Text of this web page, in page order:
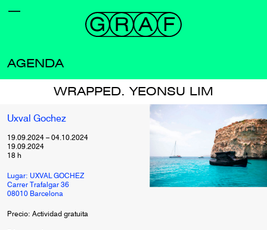
AGENDA
WRAPPED. YEONSU LIM
Uxval Gochez
19.09.2024 – 04.10.2024
19.09.2024
18 h
Lugar: UXVAL GOCHEZ
Carrer Trafalgar 36
08010 Barcelona
Precio: Actividad gratuita